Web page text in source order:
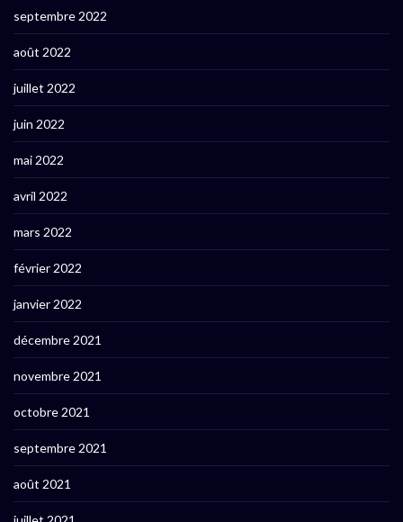
septembre 2022
août 2022
juillet 2022
juin 2022
mai 2022
avril 2022
mars 2022
février 2022
janvier 2022
décembre 2021
novembre 2021
octobre 2021
septembre 2021
août 2021